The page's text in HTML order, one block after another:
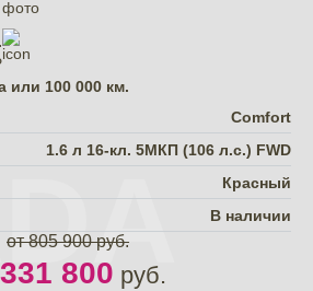
или 100 000 км.
Comfort
1.6 л 16-кл. 5МКП (106 л.с.) FWD
Красный
В наличии
от 805 900 руб.
331 800 руб.